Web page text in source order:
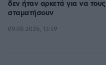
δεν ήταν αρκετά για να τους
σταματήσουν
09.08.2026, 13:59